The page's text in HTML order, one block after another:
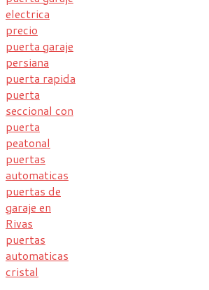
electrica
precio
puerta garaje
persiana
puerta rapida
puerta
seccional con
puerta
peatonal
puertas
automaticas
puertas de
garaje en
Rivas
puertas
automaticas
cristal